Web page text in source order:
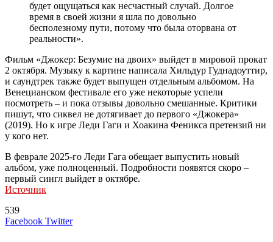
будет ощущаться как несчастный случай. Долгое
время в своей жизни я шла по довольно
бесполезному пути, потому что была оторвана от
реальности».
Фильм «Джокер: Безумие на двоих» выйдет в мировой прокат
2 октября. Музыку к картине написала Хильдур Гуднадоуттир,
и саундтрек также будет выпущен отдельным альбомом. На
Венецианском фестивале его уже некоторые успели
посмотреть – и пока отзывы довольно смешанные. Критики
пишут, что сиквел не дотягивает до первого «Джокера»
(2019). Но к игре Леди Гаги и Хоакина Феникса претензий ни
у кого нет.
В феврале 2025-го Леди Гага обещает выпустить новый
альбом, уже полноценный. Подробности появятся скоро –
первый сингл выйдет в октябре.
Источник
539
Facebook TwitterLinkedIn
Tumblr
Reddit
Вконтакте
Одноклассники
Skype
Messenger
Messenger
WhatsApp
Telegram
Viber
Line
Поделиться
Печатать